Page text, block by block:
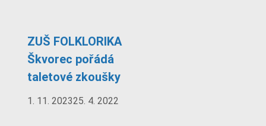
ZUŠ FOLKLORIKA
Škvorec pořádá
taletové zkoušky
1. 11. 202325. 4. 2022